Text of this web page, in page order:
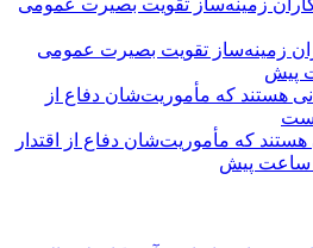
زمینه‌ساز تقویت بصیرت عمومی
هستند که مأموریت‌شان دفاع از اقتدار